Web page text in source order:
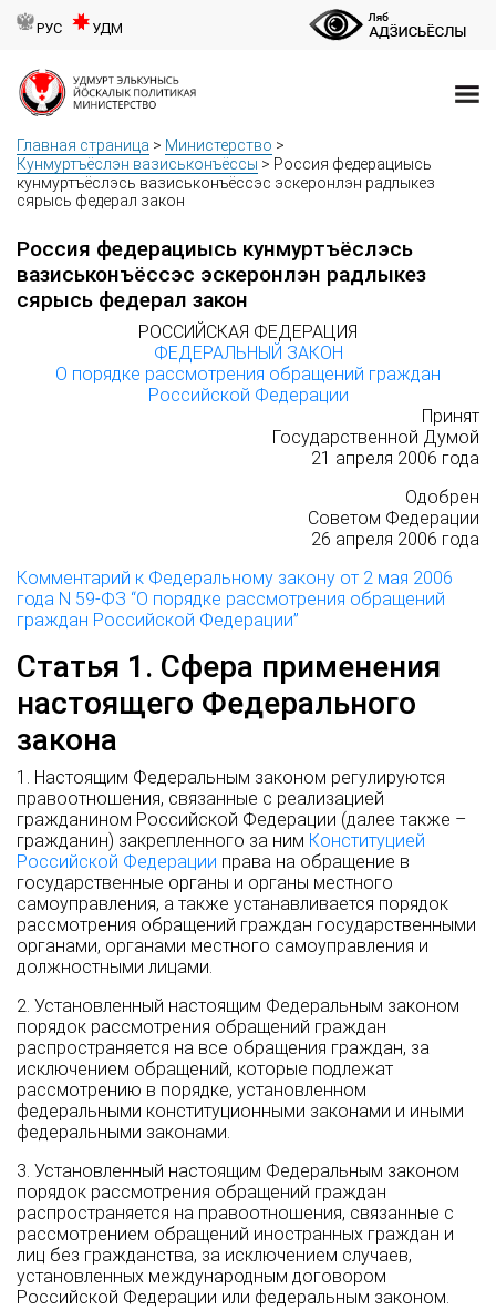
РУС УДМ
Главная страница > Министерство >
Кунмуртъёслэн вазиськонъёссы > Россия федерациысь
кунмуртъёслэсь вазиськонъёссэс эскеронлэн радлыкез
сярысь федерал закон
Россия федерациысь кунмуртъёслэсь
вазиськонъёссэс эскеронлэн радлыкез
сярысь федерал закон
РОССИЙСКАЯ ФЕДЕРАЦИЯ
ФЕДЕРАЛЬНЫЙ ЗАКОН
О порядке рассмотрения обращений граждан
Российской Федерации
Принят
Государственной Думой
21 апреля 2006 года
Одобрен
Советом Федерации
26 апреля 2006 года
Комментарий к Федеральному закону от 2 мая 2006
года N 59-ФЗ “О порядке рассмотрения обращений
граждан Российской Федерации”
Статья 1. Сфера применения
настоящего Федерального
закона
1. Настоящим Федеральным законом регулируются
правоотношения, связанные с реализацией
гражданином Российской Федерации (далее также –
гражданин) закрепленного за ним Конституцией
Российской Федерации права на обращение в
государственные органы и органы местного
самоуправления, а также устанавливается порядок
рассмотрения обращений граждан государственными
органами, органами местного самоуправления и
должностными лицами.
2. Установленный настоящим Федеральным законом
порядок рассмотрения обращений граждан
распространяется на все обращения граждан, за
исключением обращений, которые подлежат
рассмотрению в порядке, установленном
федеральными конституционными законами и иными
федеральными законами.
3. Установленный настоящим Федеральным законом
порядок рассмотрения обращений граждан
распространяется на правоотношения, связанные с
рассмотрением обращений иностранных граждан и
лиц без гражданства, за исключением случаев,
установленных международным договором
Российской Федерации или федеральным законом.